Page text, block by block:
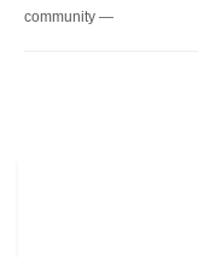
community —